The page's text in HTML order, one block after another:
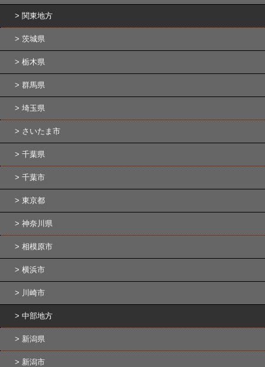
関東地方
茨城県
栃木県
群馬県
埼玉県
さいたま市
千葉県
千葉市
東京都
神奈川県
相模原市
横浜市
川崎市
中部地方
新潟県
新潟市